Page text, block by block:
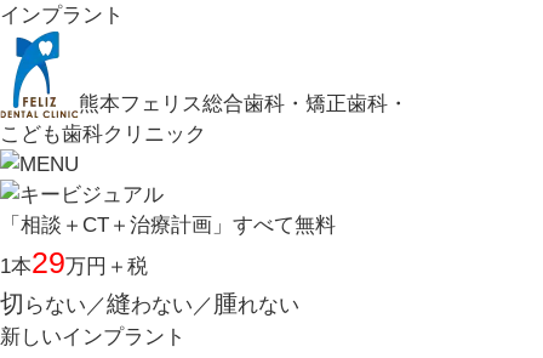
インプラント
熊本フェリス総合歯科・矯正歯科・
こども歯科クリニック
「相談＋CT＋治療計画」すべて無料
1本29万円＋税
切 らない／縫わない／ 腫れない
新しいインプラント